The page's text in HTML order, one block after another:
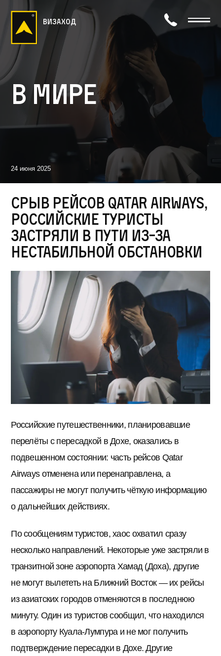
визаход
В мире
24 июня 2025
Срыв рейсов Qatar Airways,
российские туристы
застряли в пути из-за
нестабильной обстановки
Российские путешественники, планировавшие
перелёты с пересадкой в Дохе, оказались в
подвешенном состоянии: часть рейсов Qatar
Airways отменена или перенаправлена, а
пассажиры не могут получить чёткую информацию
о дальнейших действиях.
По сообщениям туристов, хаос охватил сразу
несколько направлений. Некоторые уже застряли в
транзитной зоне аэропорта Хамад (Доха), другие
не могут вылететь на Ближний Восток — их рейсы
из азиатских городов отменяются в последнюю
минуту. Один из туристов сообщил, что находился
в аэропорту Куала-Лумпура и не мог получить
подтверждение пересадки в Дохе. Другие